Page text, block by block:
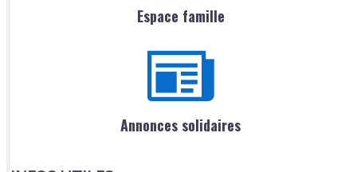
Espace famille
Annonces solidaires